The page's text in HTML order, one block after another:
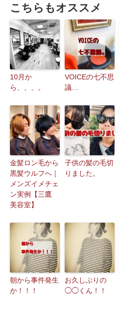
こちらもオススメ
10月か
ら、、、。
VOICEの七不思
議…
金髪ロン毛から
黒髪ウルフへ｜
メンズイメチェ
ン実例【三鷹
美容室】
子供の髪の毛切
りました。
朝から事件発生
か！！！
お久しぶりの
◯◯くん！！